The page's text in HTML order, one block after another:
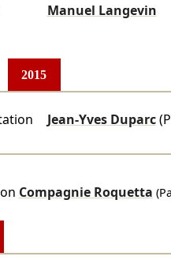
Manuel Langevin
2015
Jean-Yves Duparc
Compagnie Roquetta